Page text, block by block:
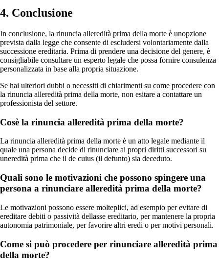
4. Conclusione
In conclusione, la rinuncia alleredità prima della morte è unopzione
prevista dalla legge che consente di escludersi volontariamente dalla
successione ereditaria. Prima di prendere una decisione del genere, è
consigliabile consultare un esperto legale che possa fornire consulenza
personalizzata in base alla propria situazione.
Se hai ulteriori dubbi o necessiti di chiarimenti su come procedere con
la rinuncia alleredità prima della morte, non esitare a contattare un
professionista del settore.
Cosè la rinuncia alleredità prima della morte?
La rinuncia alleredità prima della morte è un atto legale mediante il
quale una persona decide di rinunciare ai propri diritti successori su
uneredità prima che il de cuius (il defunto) sia deceduto.
Quali sono le motivazioni che possono spingere una
persona a rinunciare alleredità prima della morte?
Le motivazioni possono essere molteplici, ad esempio per evitare di
ereditare debiti o passività dellasse ereditario, per mantenere la propria
autonomia patrimoniale, per favorire altri eredi o per motivi personali.
Come si può procedere per rinunciare alleredità prima
della morte?